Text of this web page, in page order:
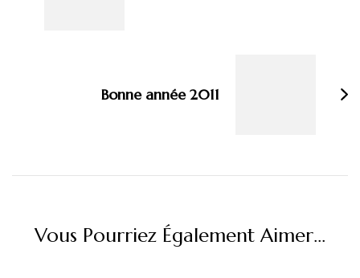
Bonne année 2011
Vous Pourriez Également Aimer...